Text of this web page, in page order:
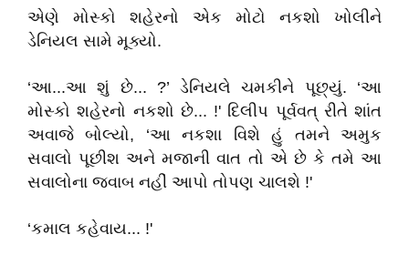
એણે મોસ્કો શહેરનો એક મોટો નકશો ખોલીને
ડેનિયલ સામે મૂક્યો.
‘આ...આ શું છે... ?’ ડેનિયલે ચમકીને પૂછ્યું. ‘આ
મોસ્કો શહેરનો નકશો છે... !' દિલીપ પૂર્વવત્ રીતે શાંત
અવાજે બોલ્યો, ‘આ નકશા વિશે હું તમને અમુક
સવાલો પૂછીશ અને મજાની વાત તો એ છે કે તમે આ
સવાલોના જવાબ નહીં આપો તોપણ ચાલશે !'
‘કમાલ કહેવાય... !'